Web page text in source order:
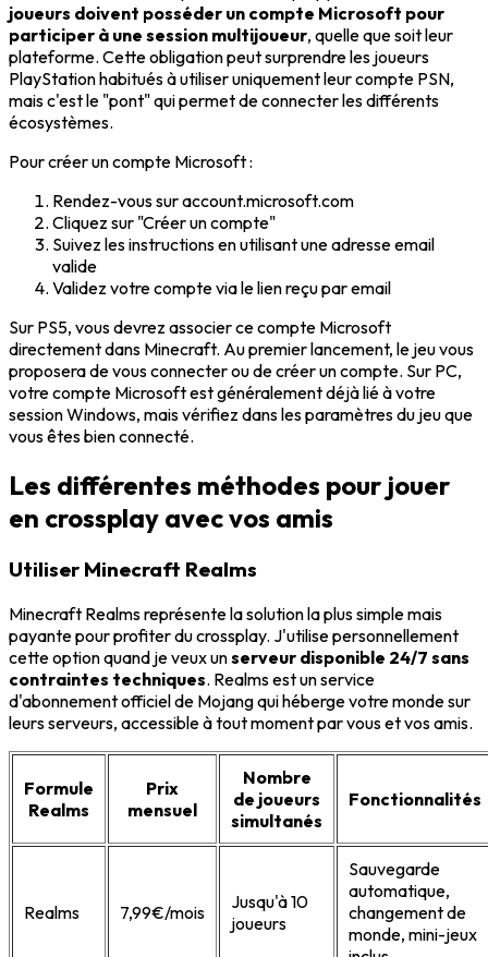
joueurs doivent posséder un compte Microsoft pour
participer à une session multijoueur, quelle que soit leur
plateforme. Cette obligation peut surprendre les joueurs
PlayStation habitués à utiliser uniquement leur compte PSN,
mais c'est le "pont" qui permet de connecter les différents
écosystèmes.
Pour créer un compte Microsoft :
Rendez-vous sur account.microsoft.com
Cliquez sur "Créer un compte"
Suivez les instructions en utilisant une adresse email
valide
Validez votre compte via le lien reçu par email
Sur PS5, vous devrez associer ce compte Microsoft
directement dans Minecraft. Au premier lancement, le jeu vous
proposera de vous connecter ou de créer un compte. Sur PC,
votre compte Microsoft est généralement déjà lié à votre
session Windows, mais vérifiez dans les paramètres du jeu que
vous êtes bien connecté.
Les différentes méthodes pour jouer
en crossplay avec vos amis
Utiliser Minecraft Realms
Minecraft Realms représente la solution la plus simple mais
payante pour profiter du crossplay. J'utilise personnellement
cette option quand je veux unserveur disponible 24/7 sans
contraintes techniques. Realms est un service
d'abonnement officiel de Mojang qui héberge votre monde sur
leurs serveurs, accessible à tout moment par vous et vos amis.
Formule
Realms
Prix
mensuel
Nombre
de joueurs
simultanés
Fonctionnalités
Realms 7,99€/mois
Jusqu'à 10
joueurs
Sauvegarde
automatique,
changement de
monde, mini-jeux